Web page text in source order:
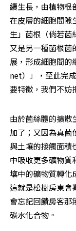
續生長，由植物根
在皮層的細胞間隙
生」菌根（倘若菌
又是另一種菌根菌
展，形成細胞間
net）」，至此完
要特徵，我們不妨
由於菌絲體的擴散
加了；又因為真菌
與土壤的接觸面積
中吸收更多礦物質
壤中的礦物質轉化
這就是松樹房東會
會忘記回饋房客
碳水化合物。